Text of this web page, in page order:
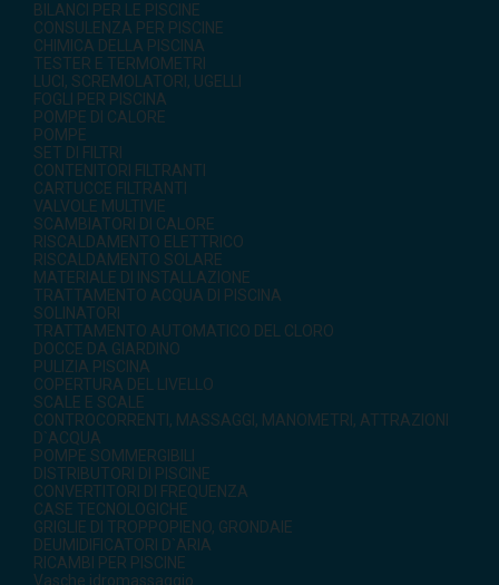
BILANCI PER LE PISCINE
CONSULENZA PER PISCINE
CHIMICA DELLA PISCINA
TESTER E TERMOMETRI
LUCI, SCREMOLATORI, UGELLI
FOGLI PER PISCINA
POMPE DI CALORE
POMPE
SET DI FILTRI
CONTENITORI FILTRANTI
CARTUCCE FILTRANTI
VALVOLE MULTIVIE
SCAMBIATORI DI CALORE
RISCALDAMENTO ELETTRICO
RISCALDAMENTO SOLARE
MATERIALE DI INSTALLAZIONE
TRATTAMENTO ACQUA DI PISCINA
SOLINATORI
TRATTAMENTO AUTOMATICO DEL CLORO
DOCCE DA GIARDINO
PULIZIA PISCINA
COPERTURA DEL LIVELLO
SCALE E SCALE
CONTROCORRENTI, MASSAGGI, MANOMETRI, ATTRAZIONI
D`ACQUA
POMPE SOMMERGIBILI
DISTRIBUTORI DI PISCINE
CONVERTITORI DI FREQUENZA
CASE TECNOLOGICHE
GRIGLIE DI TROPPOPIENO, GRONDAIE
DEUMIDIFICATORI D`ARIA
RICAMBI PER PISCINE
Vasche idromassaggio